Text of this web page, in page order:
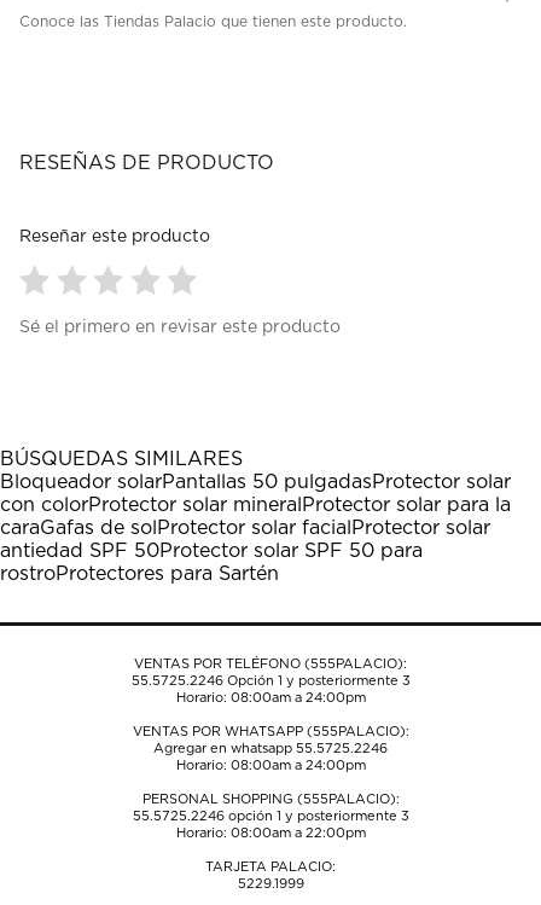
Conoce las Tiendas Palacio que tienen este producto.
RESEÑAS DE PRODUCTO
Reseñar este producto
para
1
estrella
Esta
acción
abrirá
el
formulario
envío.
para
estrellas.
Esta
acción
abrirá
el
formulario
envío.
para
estrellas.
Esta
acción
abrirá
el
formulario
envío.
para
estrellas.
Esta
acción
abrirá
el
formulario
envío.
para
estrellas.
Esta
acción
abrirá
el
formulario
envío.
Sé el primero en revisar este producto
BÚSQUEDAS SIMILARES
Bloqueador solarPantallas 50 pulgadasProtector solar
con colorProtector solar mineral Protector solar para la
caraGafas de sol Protector solar facial Protector solar
antiedad SPF 50Protector solar SPF 50 para
rostroProtectores para Sartén
VENTAS POR TELÉFONO (555PALACIO):
55.5725.2246Opción 1 y posteriormente 3
Horario: 08:00am a 24:00pm
VENTAS POR WHATSAPP (555PALACIO):
Agregar en whatsapp 55.5725.2246
Horario: 08:00am a 24:00pm
PERSONAL SHOPPING (555PALACIO):
55.5725.2246opción 1 y posteriormente 3
Horario: 08:00am a 22:00pm
TARJETA PALACIO:
5229.1999